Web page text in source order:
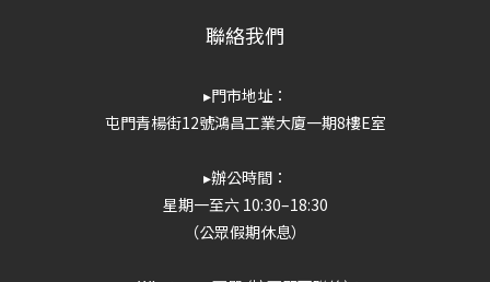
聯絡我們
▸門市地址：
屯門青楊街12號鴻昌工業大廈一期8樓E室
▸辦公時間：
星期一至六 10:30–18:30
（公眾假期休息）